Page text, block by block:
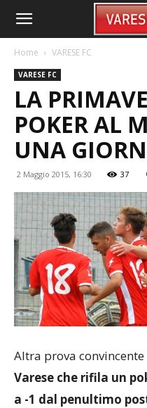
Home VARESE FC
VARESE FC
LA
POKER AL
UNA
2 Maggio 2015, 16:30 37
Altra prova
Varese che rifila un
a -1 dal penultimo